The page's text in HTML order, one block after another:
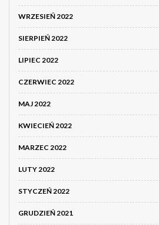
WRZESIEŃ 2022
SIERPIEŃ 2022
LIPIEC 2022
CZERWIEC 2022
MAJ 2022
KWIECIEŃ 2022
MARZEC 2022
LUTY 2022
STYCZEŃ 2022
GRUDZIEŃ 2021